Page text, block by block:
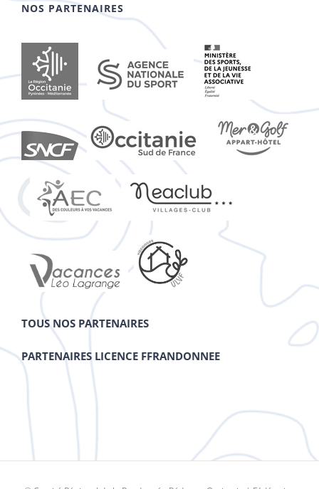
NOS PARTENAIRES
TOUS NOS PARTENAIRES
PARTENAIRES LICENCE FFRANDONNEE